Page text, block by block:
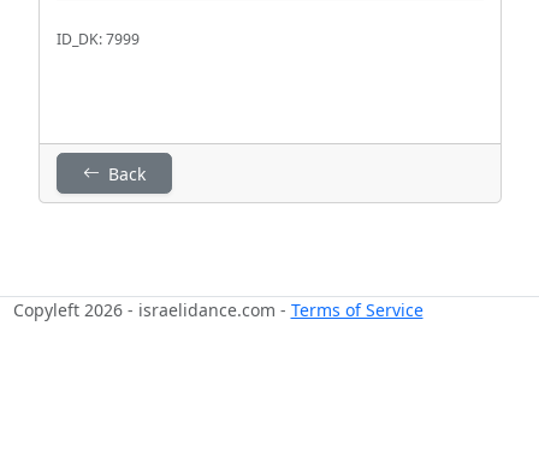
ID_DK: 7999
Back
Copyleft 2026 - israelidance.com - Terms of Service